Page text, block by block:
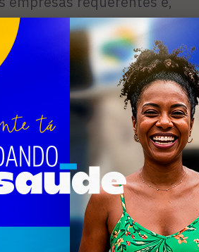
direitos dos credores
existência ou não de crime
de competência da Justiça
econômica de
a recuperação judicial para
e o interesses dos
a princípio, a
a apreciação da tutela
que, por prevenção, estão